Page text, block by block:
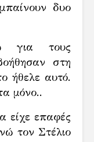
δυο
για τους
στη
ήθελε αυτό.
μόνο..
είχε επαφές
τον Στέλιο